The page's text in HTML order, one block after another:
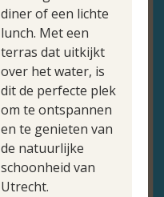
diner of een lichte
lunch. Met een
terras dat uitkijkt
over het water, is
dit de perfecte plek
om te ontspannen
en te genieten van
de natuurlijke
schoonheid van
Utrecht.